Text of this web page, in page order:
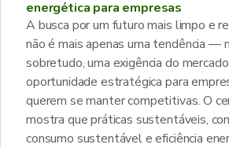
energética para empresas
A busca por um futuro mais limpo e
não é mais apenas uma tendência —
sobretudo, uma exigência do
oportunidade estratégica para
querem se manter competitivas. O
mostra que práticas sustentáveis,
consumo sustentável e eficiência